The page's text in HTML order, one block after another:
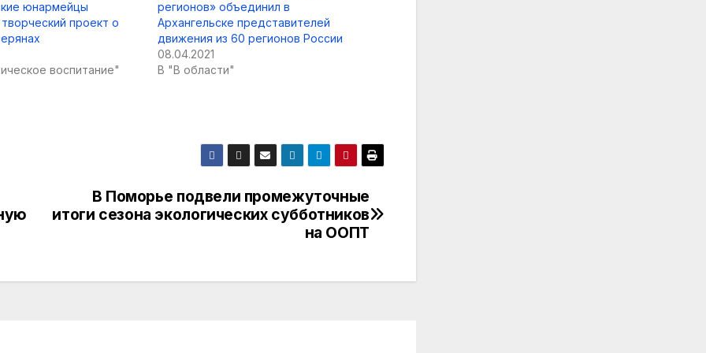
юнармейцы
проект о
воспитание"
регионов» объединил в
Архангельске представителей
движения из 60 регионов России
08.04.2021
В "В области"
В Поморье подвели промежуточные
итоги сезона экологических субботников
на ООПТ